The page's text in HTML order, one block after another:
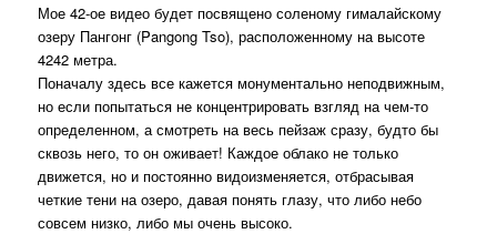
Мое 42-ое видео будет посвящено соленому гималайскому
озеру Пангонг (Pangong Tso), расположенному на высоте
4242 метра.
Поначалу здесь все кажется монументально неподвижным,
но если попытаться не концентрировать взгляд на чем-то
определенном, а смотреть на весь пейзаж сразу, будто бы
сквозь него, то он оживает! Каждое облако не только
движется, но и постоянно видоизменяется, отбрасывая
четкие тени на озеро, давая понять глазу, что либо небо
совсем низко, либо мы очень высоко.